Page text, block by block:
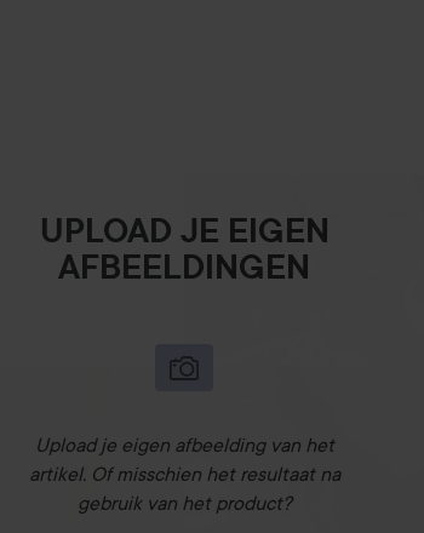
UPLOAD JE EIGEN
AFBEELDINGEN
Upload je eigen afbeelding van het
artikel. Of misschien het resultaat na
gebruik van het product?